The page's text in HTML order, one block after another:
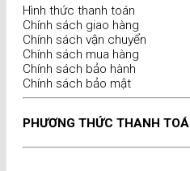
Hình thức thanh toán
Chính sách giao hàng
Chính sách vận chuyển
Chính sách mua hàng
Chính sách bảo hành
Chính sách bảo mật
PHƯƠNG THỨC THANH